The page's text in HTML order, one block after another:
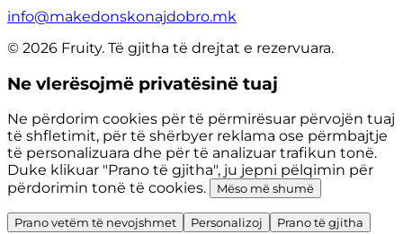
info@makedonskonajdobro.mk
© 2026 Fruity. Të gjitha të drejtat e rezervuara.
Ne vlerësojmë privatësinë tuaj
Ne përdorim cookies për të përmirësuar përvojën tuaj
të shfletimit, për të shërbyer reklama ose përmbajtje
të personalizuara dhe për të analizuar trafikun tonë.
Duke klikuar "Prano të gjitha", ju jepni pëlqimin për
përdorimin tonë të cookies.
Mëso më shumë
Prano vetëm të nevojshmet Personalizoj Prano të gjitha